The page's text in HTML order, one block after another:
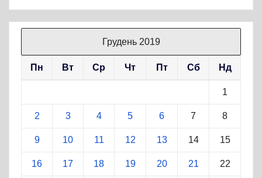
Грудень 2019
Пн Вт Ср Чт Пт Сб Нд
1
2 3 4 5 6 7 8
9 10 11 12 13 14 15
16 17 18 19 20 21 22